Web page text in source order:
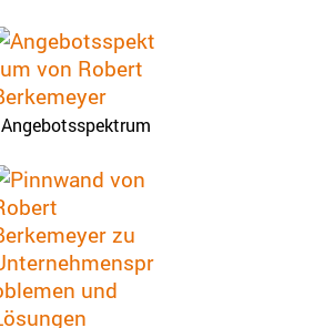
Angebotsspektrum